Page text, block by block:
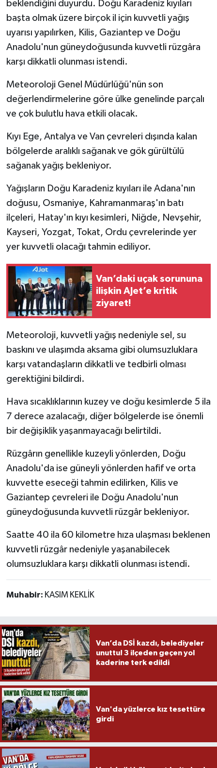
beklendiğini duyurdu. Doğu Karadeniz kıyıları
başta olmak üzere birçok il için kuvvetli yağış
uyarısı yapılırken, Kilis, Gaziantep ve Doğu
Anadolu'nun güneydoğusunda kuvvetli rüzgâra
karşı dikkatli olunması istendi.
Meteoroloji Genel Müdürlüğü'nün son
değerlendirmelerine göre ülke genelinde parçalı
ve çok bulutlu hava etkili olacak.
Kıyı Ege, Antalya ve Van çevreleri dışında kalan
bölgelerde aralıklı sağanak ve gök gürültülü
sağanak yağış bekleniyor.
Yağışların Doğu Karadeniz kıyıları ile Adana'nın
doğusu, Osmaniye, Kahramanmaraş'ın batı
ilçeleri, Hatay'ın kıyı kesimleri, Niğde, Nevşehir,
Kayseri, Yozgat, Tokat, Ordu çevrelerinde yer
yer kuvvetli olacağı tahmin ediliyor.
Van’daki uçak sorununa
ilişkin AJet’e kritik
ziyaret!
Meteoroloji, kuvvetli yağış nedeniyle sel, su
baskını ve ulaşımda aksama gibi olumsuzluklara
karşı vatandaşların dikkatli ve tedbirli olması
gerektiğini bildirdi.
Hava sıcaklıklarının kuzey ve doğu kesimlerde 5 ila
7 derece azalacağı, diğer bölgelerde ise önemli
bir değişiklik yaşanmayacağı belirtildi.
Rüzgârın genellikle kuzeyli yönlerden, Doğu
Anadolu'da ise güneyli yönlerden hafif ve orta
kuvvette eseceği tahmin edilirken, Kilis ve
Gaziantep çevreleri ile Doğu Anadolu'nun
güneydoğusunda kuvvetli rüzgâr bekleniyor.
Saatte 40 ila 60 kilometre hıza ulaşması beklenen
kuvvetli rüzgâr nedeniyle yaşanabilecek
olumsuzluklara karşı dikkatli olunması istendi.
Muhabir: KASIM KEKLİK
Van’da DSİ kazdı, belediyeler
unuttu! 3 ilçeden geçen yol
kaderine terk edildi
Van'da yüzlerce kız tesettüre
girdi